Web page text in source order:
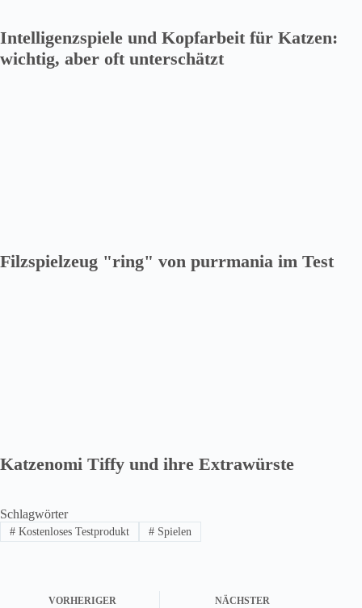
Intelligenzspiele und Kopfarbeit für Katzen:
wichtig, aber oft unterschätzt
Filzspielzeug "ring" von purrmania im Test
Katzenomi Tiffy und ihre Extrawürste
Schlagwörter
#Kostenloses Testprodukt #Spielen
VORHERIGER NÄCHSTER